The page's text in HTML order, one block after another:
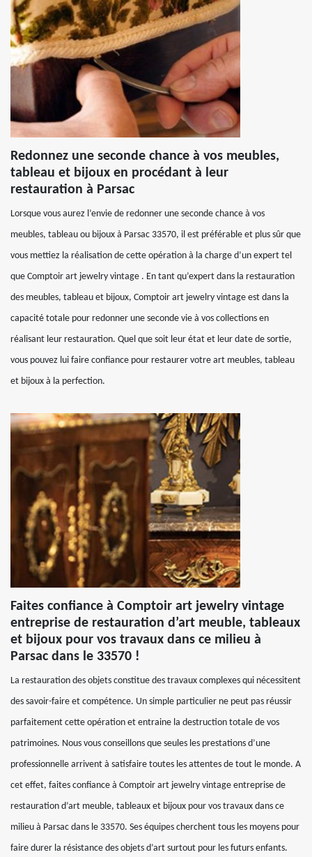
Redonnez une seconde chance à vos meubles,
tableau et bijoux en procédant à leur
restauration à Parsac
Lorsque vous aurez l’envie de redonner une seconde chance à vos
meubles, tableau ou bijoux à Parsac 33570, il est préférable et plus sûr que
vous mettiez la réalisation de cette opération à la charge d’un expert tel
que Comptoir art jewelry vintage . En tant qu’expert dans la restauration
des meubles, tableau et bijoux, Comptoir art jewelry vintage est dans la
capacité totale pour redonner une seconde vie à vos collections en
réalisant leur restauration. Quel que soit leur état et leur date de sortie,
vous pouvez lui faire confiance pour restaurer votre art meubles, tableau
et bijoux à la perfection.
Faites confiance à Comptoir art jewelry vintage
entreprise de restauration d’art meuble, tableaux
et bijoux pour vos travaux dans ce milieu à
Parsac dans le 33570 !
La restauration des objets constitue des travaux complexes qui nécessitent
des savoir-faire et compétence. Un simple particulier ne peut pas réussir
parfaitement cette opération et entraine la destruction totale de vos
patrimoines. Nous vous conseillons que seules les prestations d’une
professionnelle arrivent à satisfaire toutes les attentes de tout le monde. A
cet effet, faites confiance à Comptoir art jewelry vintage entreprise de
restauration d’art meuble, tableaux et bijoux pour vos travaux dans ce
milieu à Parsac dans le 33570. Ses équipes cherchent tous les moyens pour
faire durer la résistance des objets d’art surtout pour les futurs enfants.